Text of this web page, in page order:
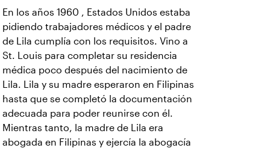
En los años 1960 , Estados Unidos estaba
pidiendo trabajadores médicos y el padre
de Lila cumplía con los requisitos. Vino a
St. Louis para completar su residencia
médica poco después del nacimiento de
Lila. Lila y su madre esperaron en Filipinas
hasta que se completó la documentación
adecuada para poder reunirse con él.
Mientras tanto, la madre de Lila era
abogada en Filipinas y ejercía la abogacía